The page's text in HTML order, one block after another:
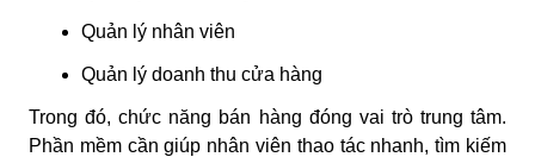
Quản lý nhân viên
Quản lý doanh thu cửa hàng
Trong đó, chức năng bán hàng đóng vai trò trung tâm.
Phần mềm cần giúp nhân viên thao tác nhanh, tìm kiếm